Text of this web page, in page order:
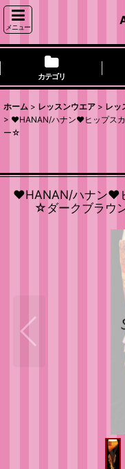
メニュー
カテゴリ
ホーム > レッスンウエア > レッ
> ♥HANAN/ハナン♥ヒップス
ー☆
♥HANAN/ハナン♥
☆ダークブラウ